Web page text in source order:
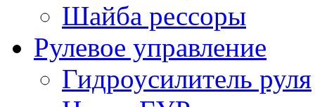
Шайба рессоры
Рулевое управление
Гидроусилитель руля